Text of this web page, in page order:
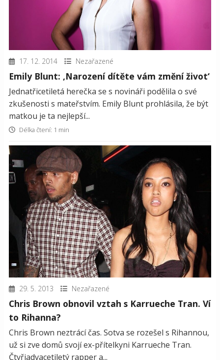
17. 12. 2014 Nezařazené
Emily Blunt: ‚Narození dítěte vám změní život‘
Jednatřicetiletá herečka se s novináři podělila o své
zkušenosti s mateřstvím. Emily Blunt prohlásila, že být
matkou je ta nejlepší...
Délka čtení: 1 min
29. 5. 2013 Nezařazené
Chris Brown obnovil vztah s Karrueche Tran. Ví
to Rihanna?
Chris Brown neztrácí čas. Sotva se rozešel s Rihannou,
už si zve domů svojí ex-přítelkyni Karrueche Tran.
Čtyřiadvacetiletý rapper a...